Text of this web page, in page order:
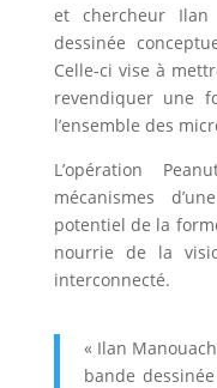
et chercheur Ilan
dessinée
Celle-ci vise à
revendiquer une
l’ensemble des
L’opération
mécanismes
potentiel de la
nourrie de la
interconnecté.
« Ilan
bande